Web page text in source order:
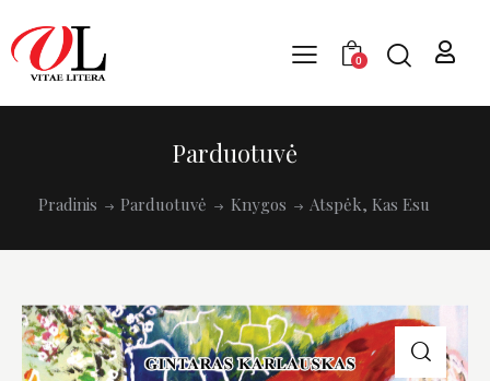
0
Parduotuvė
Pradinis Parduotuvė Knygos Atspėk, Kas Esu